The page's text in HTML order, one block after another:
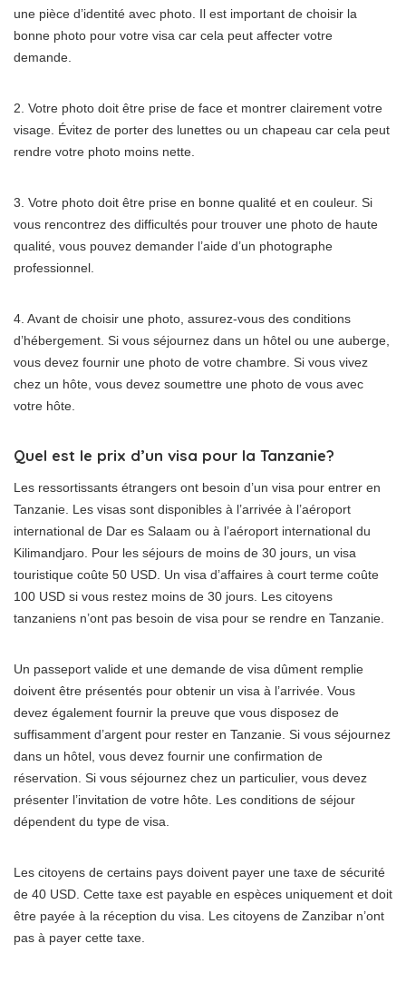
une pièce d’identité avec photo. Il est important de choisir la
bonne photo pour votre visa car cela peut affecter votre
demande.
2. Votre photo doit être prise de face et montrer clairement votre
visage. Évitez de porter des lunettes ou un chapeau car cela peut
rendre votre photo moins nette.
3. Votre photo doit être prise en bonne qualité et en couleur. Si
vous rencontrez des difficultés pour trouver une photo de haute
qualité, vous pouvez demander l’aide d’un photographe
professionnel.
4. Avant de choisir une photo, assurez-vous des conditions
d’hébergement. Si vous séjournez dans un hôtel ou une auberge,
vous devez fournir une photo de votre chambre. Si vous vivez
chez un hôte, vous devez soumettre une photo de vous avec
votre hôte.
Quel est le prix d’un visa pour la Tanzanie?
Les ressortissants étrangers ont besoin d’un visa pour entrer en
Tanzanie. Les visas sont disponibles à l’arrivée à l’aéroport
international de Dar es Salaam ou à l’aéroport international du
Kilimandjaro. Pour les séjours de moins de 30 jours, un visa
touristique coûte 50 USD. Un visa d’affaires à court terme coûte
100 USD si vous restez moins de 30 jours. Les citoyens
tanzaniens n’ont pas besoin de visa pour se rendre en Tanzanie.
Un passeport valide et une demande de visa dûment remplie
doivent être présentés pour obtenir un visa à l’arrivée. Vous
devez également fournir la preuve que vous disposez de
suffisamment d’argent pour rester en Tanzanie. Si vous séjournez
dans un hôtel, vous devez fournir une confirmation de
réservation. Si vous séjournez chez un particulier, vous devez
présenter l’invitation de votre hôte. Les conditions de séjour
dépendent du type de visa.
Les citoyens de certains pays doivent payer une taxe de sécurité
de 40 USD. Cette taxe est payable en espèces uniquement et doit
être payée à la réception du visa. Les citoyens de Zanzibar n’ont
pas à payer cette taxe.